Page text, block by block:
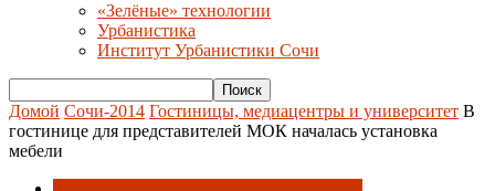
«Зелёные» технологии
Урбанистика
Институт Урбанистики Сочи
Домой Сочи-2014 Гостиницы, медиацентры и университет В
гостинице для представителей МОК началась установка
мебели